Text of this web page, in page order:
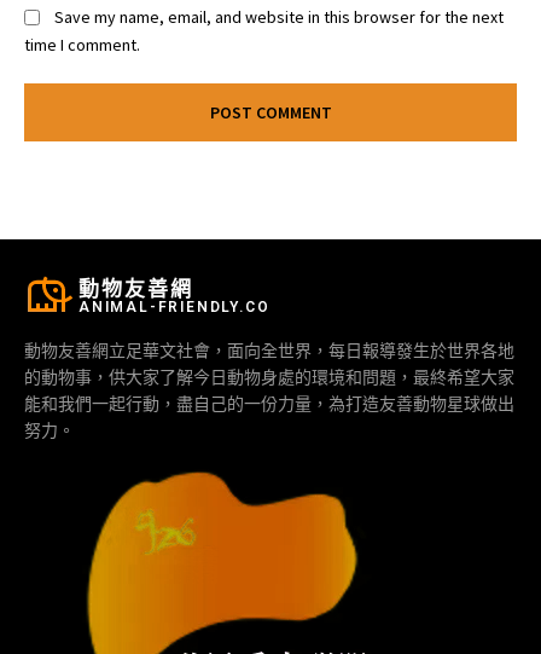
Save my name, email, and website in this browser for the next
time I comment.
動物友善網
ANIMAL-FRIENDLY.CO
動物友善網立足華文社會，面向全世界，每日報導發生於世界各地
的動物事，供大家了解今日動物身處的環境和問題，最終希望大家
能和我們一起行動，盡自己的一份力量，為打造友善動物星球做出
努力。